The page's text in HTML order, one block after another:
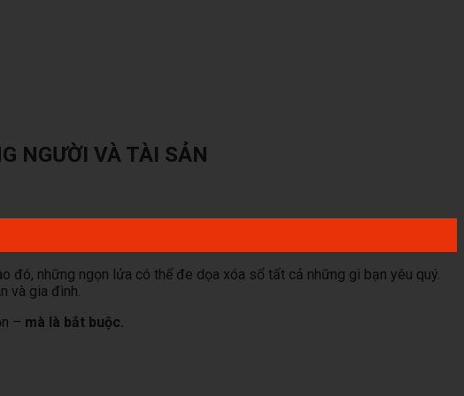
NGƯỜI VÀ TÀI SẢN
đó, những ngọn lửa có thể đe dọa xóa sổ tất cả những gì bạn yêu quý.
và gia đình.
– mà là bắt buộc.